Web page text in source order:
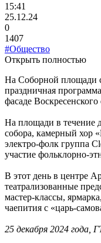
15:41
25.12.24
0
1407
#Общество
Открыть полностью
На Соборной площади с
праздничная
фасаде Воскресенского
На площади в течение
собора, камерный хор
электро-фолк группа
участие фольклорно-
В этот день в центре
театрализованные
мастер-классы,
чаепития с «царь-
25 декабря 2024